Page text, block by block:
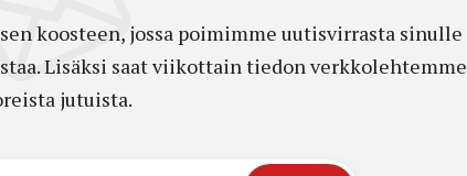
koosteen, jossa poimimme uutisvirrasta sinulle
Lisäksi saat viikottain tiedon verkkolehtemme
jutuista.